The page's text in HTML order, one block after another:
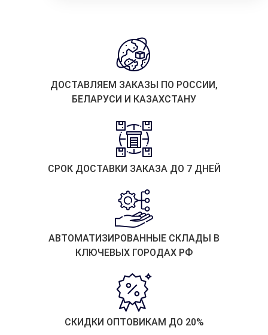
ДОСТАВЛЯЕМ ЗАКАЗЫ ПО РОССИИ,
БЕЛАРУСИ И КАЗАХСТАНУ
СРОК ДОСТАВКИ ЗАКАЗА ДО 7 ДНЕЙ
АВТОМАТИЗИРОВАННЫЕ СКЛАДЫ В
КЛЮЧЕВЫХ ГОРОДАХ РФ
СКИДКИ ОПТОВИКАМ ДО 20%